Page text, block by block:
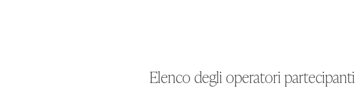
Elenco degli operatori partecipanti